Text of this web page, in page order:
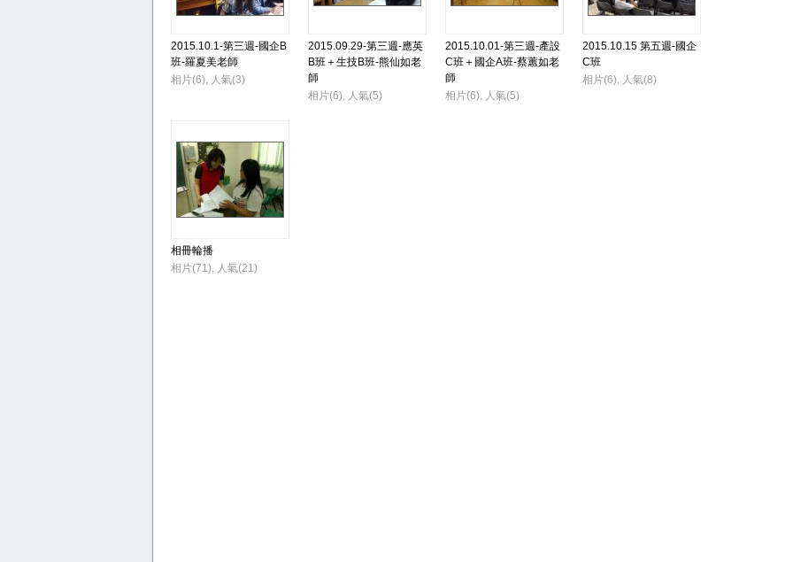
2015.10.1-第三週-國企B
班-羅夏美老師
相片(6), 人氣(3)
2015.09.29-第三週-應英
B班＋生技B班-熊仙如老
師
相片(6), 人氣(5)
2015.10.01-第三週-產設
C班＋國企A班-蔡蕙如老
師
相片(6), 人氣(5)
2015.10.15 第五週-國企
C班
相片(6), 人氣(8)
相冊輪播
相片(71), 人氣(21)